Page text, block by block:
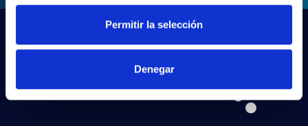
Permitir la selección
Denegar